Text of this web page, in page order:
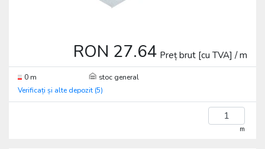
RON 27.64 Preț brut [cu TVA] / m
0 m
stoc general
Verificați și alte depozit (5)
m